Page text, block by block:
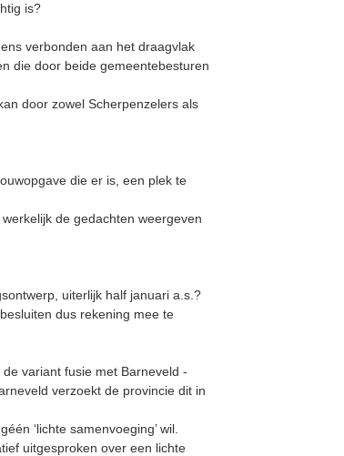
is?
verbonden aan het draagvlak
die door beide gemeentebesturen
door zowel Scherpenzelers als
die er is, een plek te
de gedachten weergeven
uiterlijk half januari a.s.?
dus rekening mee te
variant fusie met Barneveld -
verzoekt de provincie dit in
‘lichte samenvoeging’ wil.
uitgesproken over een lichte